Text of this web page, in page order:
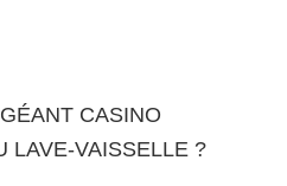
CASINO
LAVE-VAISSELLE ?